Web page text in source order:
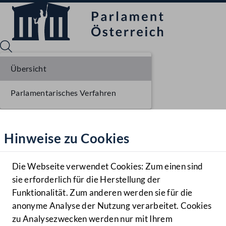
Hilfe
Benutzer
Navigationsmenü öffnen
MENÜ
Hinweise zu Cookies
Die Webseite verwendet Cookies: Zum einen sind
sie erforderlich für die Herstellung der
Funktionalität. Zum anderen werden sie für die
anonyme Analyse der Nutzung verarbeitet. Cookies
zu Analysezwecken werden nur mit Ihrem
Übersicht
Parlamentarisches Verfahren